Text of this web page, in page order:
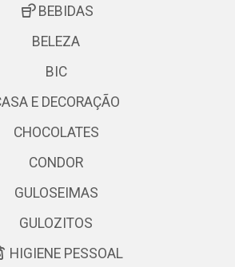
BEBIDAS
BELEZA
BIC
E DECORAÇÃO
CHOCOLATES
CONDOR
GULOSEIMAS
GULOZITOS
HIGIENE PESSOAL